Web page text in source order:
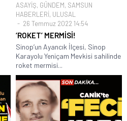
ASAYİŞ, GÜNDEM, SAMSUN
HABERLERİ, ULUSAL
26 Temmuz 2022 14:54
‘ROKET’ MERMİSİ!
Sinop’un Ayancık İlçesi, Sinop
Karayolu Yeniçam Mevkisi sahilinde
roket mermisi...